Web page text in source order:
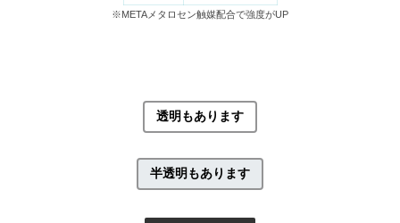
※METAメタロセン触媒配合で強度がUP
透明もあります
半透明もあります